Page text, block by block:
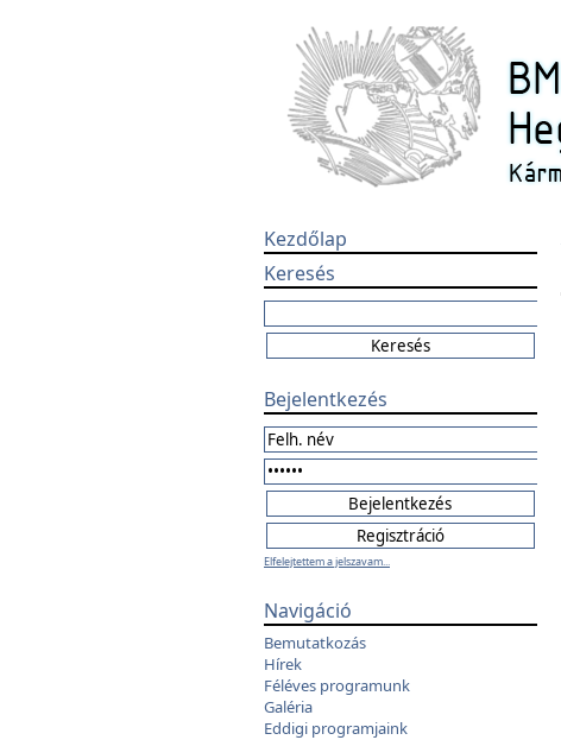
Kezdőlap
Keresés
Bejelentkezés
Elfelejtettem a jelszavam...
Navigáció
Bemutatkozás
Hírek
Féléves programunk
Galéria
Eddigi programjaink